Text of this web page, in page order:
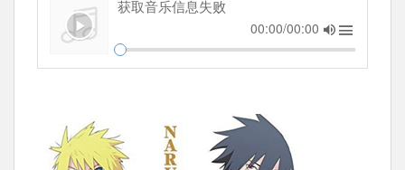
获取音乐信息失败
00:00/00:00